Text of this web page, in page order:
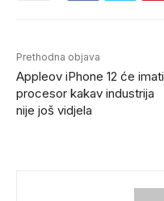
Prethodna objava
Appleov iPhone 12 će imati
procesor kakav industrija
nije još vidjela